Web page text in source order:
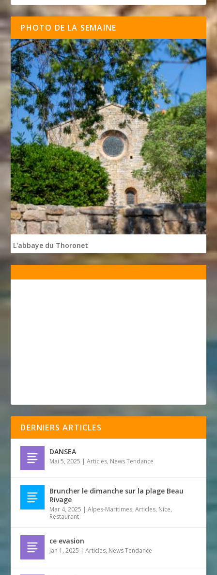
PHOTO DE LA SEMAINE
L'abbaye du Thoronet
DERNIERS ARTICLES
DANSEA
Mai 5, 2025 |Articles, News Tendance
Bruncher le dimanche sur la plage Beau
Rivage
Mar 4, 2025 |Alpes-Maritimes,Articles, Nice,
Restaurant
ce evasion
Jan 1, 2025 |Articles, News Tendance